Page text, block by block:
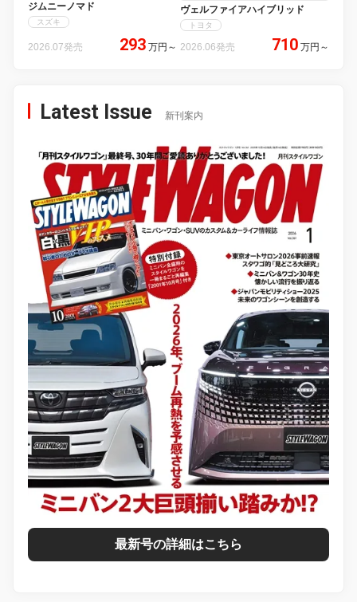
ジムニーノマド
スズキ
2026.07発売 293 万円 ～
ヴェルファイアハイブリッド
トヨタ
2026.06発売 710 万円 ～
Latest Issue 新刊案内
最新号の詳細はこちら